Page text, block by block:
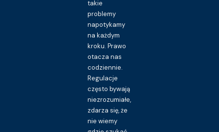
takie
problemy
napotykamy
na każdym
kroku. Prawo
otacza nas
codziennie.
Regulacje
często bywają
niezrozumiałe,
zdarza się, że
nie wiemy